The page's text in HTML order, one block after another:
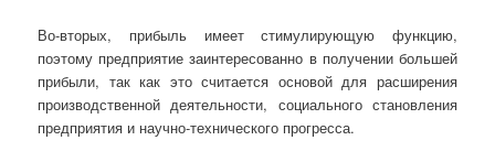
Во-вторых, прибыль имеет стимулирующую функцию,
поэтому предприятие заинтересованно в получении большей
прибыли, так как это считается основой для расширения
производственной деятельности, социального становления
предприятия и научно-технического прогресса.